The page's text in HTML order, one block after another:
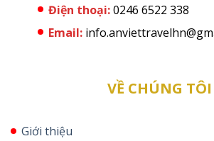
Điện thoại:0246 6522 338
Email:
VỀ CHÚNG TÔI
Giới thiệu